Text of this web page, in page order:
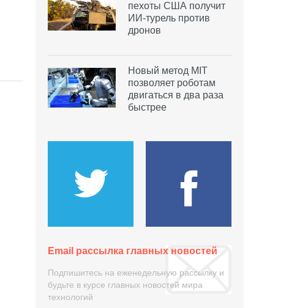
пехоты США получит
ИИ-турель против
дронов
Новый метод MIT
позволяет роботам
двигаться в два раза
быстрее
Email рассылка главных новостей
Подпишитесь на еженедельную рассылку и
будьте в курсе главных новостей мира
технологий